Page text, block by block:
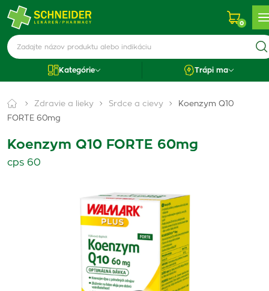
0
Kategórie Trápi ma
Zdravie a lieky Srdce a cievy
Koenzym Q10
FORTE 60mg
Koenzym Q10 FORTE 60mg
cps 60